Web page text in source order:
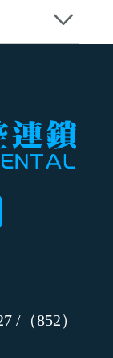
們你原本預約的
/（852）